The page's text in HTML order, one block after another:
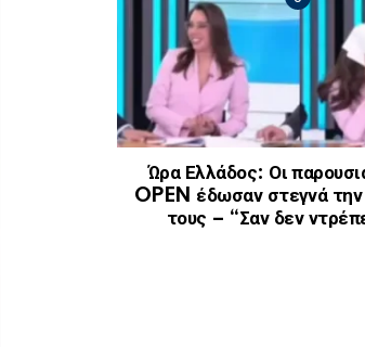
Ώρα Ελλάδος: Οι
OPEN έδωσαν στεγνά
τους – “Σαν δεν